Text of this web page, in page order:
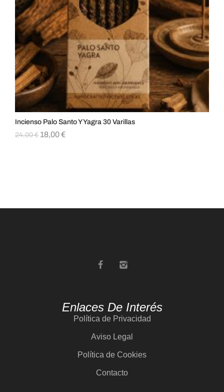
Incienso Palo Santo Y Yagra 30 Varillas
24,00€ 18,00€
Enlaces De Interés
Política de Privacidad
Aviso Legal
Política de Cookies
Contacto